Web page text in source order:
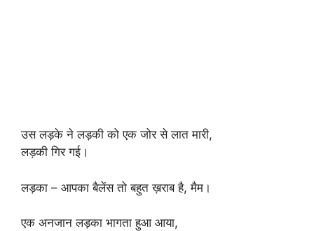
उस लड़के ने लड़की को एक जोर से लात मारी,
लड़की गिर गई।
लड़का – आपका बैलेंस तो बहुत ख़राब है, मैम।
एक अनजान लड़का भागता हुआ आया,